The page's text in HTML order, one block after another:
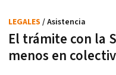
El trámite con la
menos en
LEGALES / Asistencia